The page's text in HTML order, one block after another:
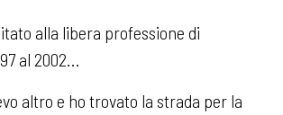
alla libera professione di
al 2002…
altro e ho trovato la strada per la